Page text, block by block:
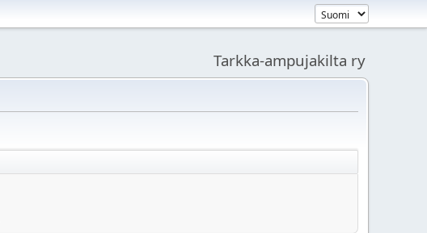
Tarkka-ampujakilta ry